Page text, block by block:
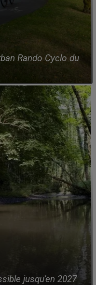
Rando Cyclo du
jusqu'en 2027